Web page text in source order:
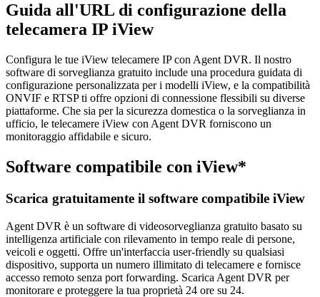
Guida all'URL di configurazione della
telecamera IP iView
Configura le tue iView telecamere IP con Agent DVR. Il nostro
software di sorveglianza gratuito include una procedura guidata di
configurazione personalizzata per i modelli iView, e la compatibilità
ONVIF e RTSP ti offre opzioni di connessione flessibili su diverse
piattaforme. Che sia per la sicurezza domestica o la sorveglianza in
ufficio, le telecamere iView con Agent DVR forniscono un
monitoraggio affidabile e sicuro.
Software compatibile con iView*
Scarica gratuitamente il software compatibile iView
Agent DVR è un software di videosorveglianza gratuito basato su
intelligenza artificiale con rilevamento in tempo reale di persone,
veicoli e oggetti. Offre un'interfaccia user-friendly su qualsiasi
dispositivo, supporta un numero illimitato di telecamere e fornisce
accesso remoto senza port forwarding. Scarica Agent DVR per
monitorare e proteggere la tua proprietà 24 ore su 24.